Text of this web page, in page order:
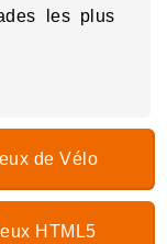
les plus
de Vélo
HTML5